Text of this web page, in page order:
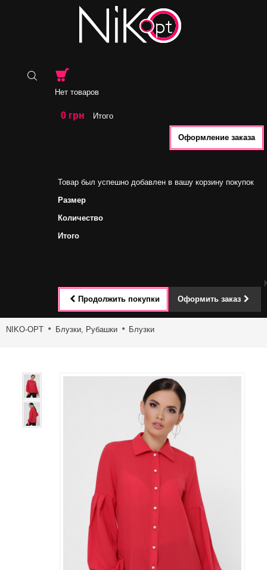
Нет товаров
0 грн Итого
Оформление заказа
Товар был успешно добавлен в вашу корзину покупок
Размер
Количество
Итого
Продолжить покупки Оформить заказ
Toggle
NIKO-OPT Блузки, Рубашки Блузки